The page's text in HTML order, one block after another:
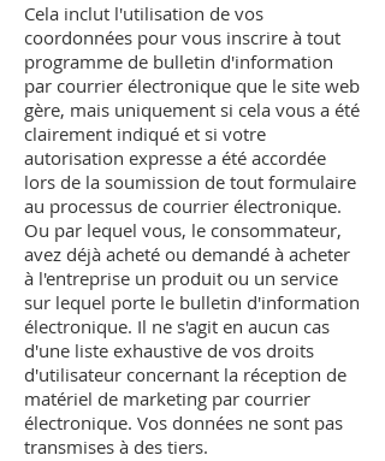
Cela inclut l'utilisation de vos
coordonnées pour vous inscrire à tout
programme de bulletin d'information
par courrier électronique que le site web
gère, mais uniquement si cela vous a été
clairement indiqué et si votre
autorisation expresse a été accordée
lors de la soumission de tout formulaire
au processus de courrier électronique.
Ou par lequel vous, le consommateur,
avez déjà acheté ou demandé à acheter
à l'entreprise un produit ou un service
sur lequel porte le bulletin d'information
électronique. Il ne s'agit en aucun cas
d'une liste exhaustive de vos droits
d'utilisateur concernant la réception de
matériel de marketing par courrier
électronique. Vos données ne sont pas
transmises à des tiers.